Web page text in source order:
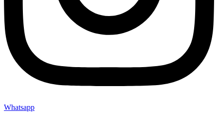
Whatsapp